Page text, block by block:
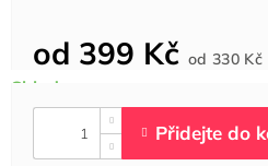
od 399 Kč od330 Kč